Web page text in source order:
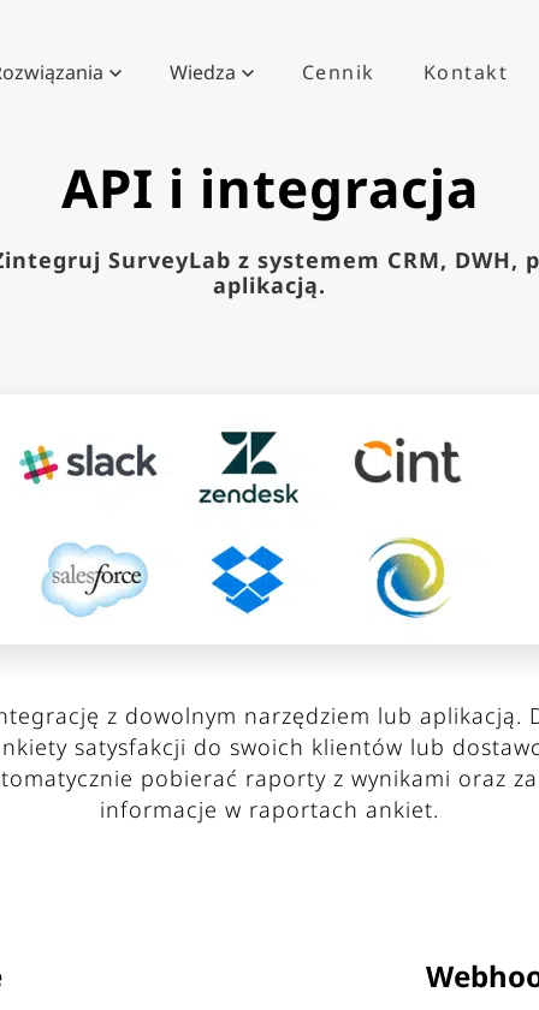
Wiedza Cennik Kontakt
API i integracja
SurveyLab z systemem CRM,
aplikacją.
z dowolnym narzędziem lub aplikacją.
satysfakcji do swoich klientów lub
pobierać raporty z wynikami oraz
informacje w raportach ankiet.